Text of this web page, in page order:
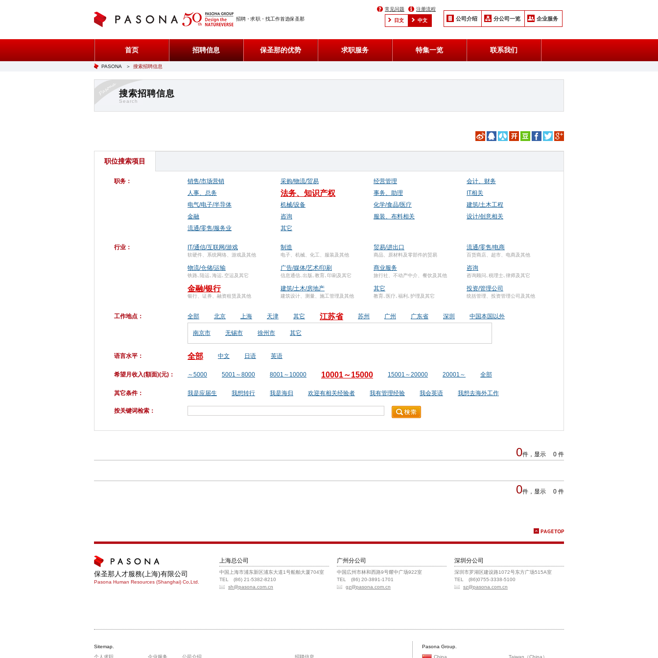
招聘・求职・找工作首选保圣那
常见问题 注册流程
日文 中文 公司介绍 分公司一览 企业服务
首页 招聘信息 保圣那的优势 求职服务 特集一览 联系我们
PASONA ＞ 搜索招聘信息
搜索招聘信息
Search
职位搜索项目
职务： 销售/市场营销 采购/物流/贸易 经营管理
会计、财务
人事、总务
法务、知识产权 事务、助理
IT相关
电气/电子/半导体
机械/设备 化学/食品/医疗
建筑/土木工程
金融
咨询 服装、布料相关
设计/创意相关
流通/零售/服务业
其它
行业： IT/通信/互联网/游戏
软硬件、系统网络、游戏及其他
制造
电子、机械、化工、服装及其他
贸易/进出口
商品、原材料及零部件的贸易
流通/零售/电商
百货商店、超市、电商及其他
物流/仓储/运输
铁路､陆运､海运､空运及其它
广告/媒体/艺术/印刷
信息通信､出版､教育､印刷及其它
商业服务
旅行社、不动产中介、餐饮及其他
咨询
咨询顾问､税理士､律师及其它
金融/银行
银行、证券、融资租赁及其他
建筑/土木/房地产
建筑设计、测量、施工管理及其他
其它
教育､医疗､福利､护理及其它
投资/管理公司
统括管理、投资管理公司及其他
工作地点： 全部 北京 上海 天津 其它 江苏省 苏州 广州 广东省 深圳 中国本国以外
南京市 无锡市 徐州市 其它
语言水平： 全部 中文 日语 英语
希望月收入(額面)(元)： ～5000 5001～8000 8001～10000 10001～15000 15001～20000 20001～ 全部
其它条件： 我是应届生 我想转行 我是海归 欢迎有相关经验者 我有管理经验 我会英语 我想去海外工作
按关键词检索：
0件，显示 0 件
0件，显示 0 件
保圣那人才服務(上海)有限公司
Pasona Human Resources (Shanghai) Co,Ltd.
上海总公司
中国上海市浦东新区浦东大道1号船舶大厦704室
TEL (86) 21-5382-8210
sh@pasona.com.cn
广州分公司
中国広州市林和西路9号耀中广场922室
TEL (86) 20-3891-1701
gz@pasona.com.cn
深圳分公司
深圳市罗湖区建设路1072号东方广场515A室
TEL (86)0755-3338-5100
sz@pasona.com.cn
Sitemap.
个人求职
企业服务 公司介绍 招聘信息
Pasona Group.
China
Taiwan（China）